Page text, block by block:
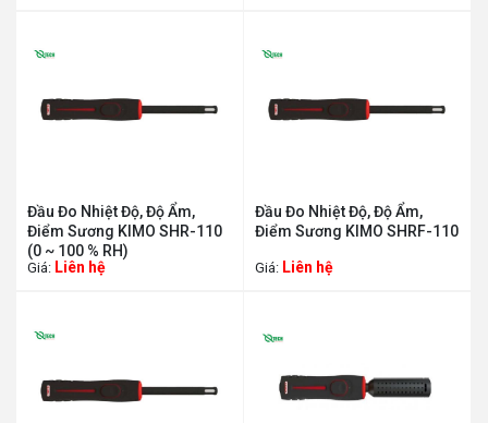
Đầu Đo Nhiệt Độ, Độ Ẩm,
Điểm Sương KIMO SHR-110
(0 ~ 100 % RH)
Giá: Liên hệ
Đầu Đo Nhiệt Độ, Độ Ẩm,
Điểm Sương KIMO SHRF-110
Giá: Liên hệ